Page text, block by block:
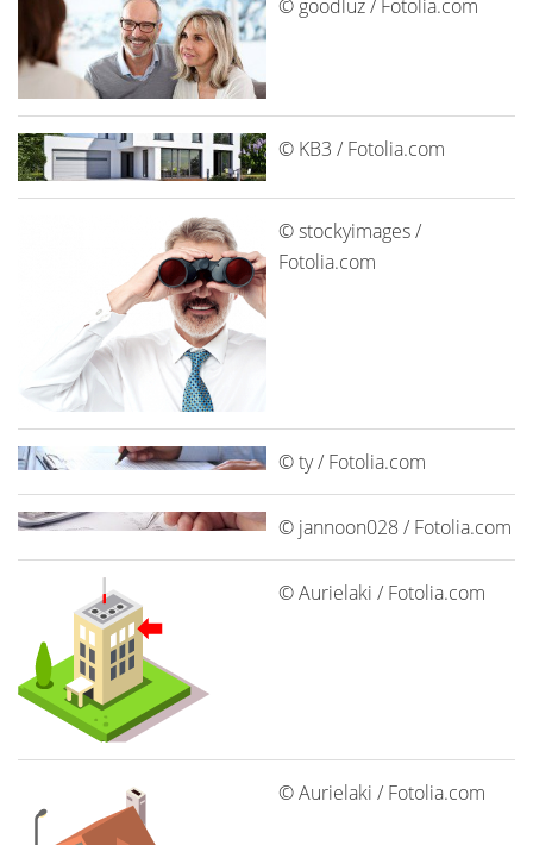
© goodluz / Fotolia.com
© KB3 / Fotolia.com
© stockyimages /
Fotolia.com
© ty / Fotolia.com
© jannoon028 / Fotolia.com
© Aurielaki / Fotolia.com
© Aurielaki / Fotolia.com